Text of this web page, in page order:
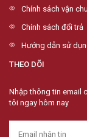
Chính sách vận
Chính sách đổi trả
Hướng dẫn sử
THEO DÕI
Nhập thông tin email
tôi ngay hôm nay